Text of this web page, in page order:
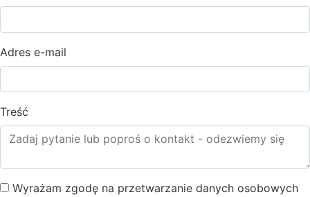
Adres e-mail
Treść
Wyrażam zgodę na przetwarzanie danych osobowych